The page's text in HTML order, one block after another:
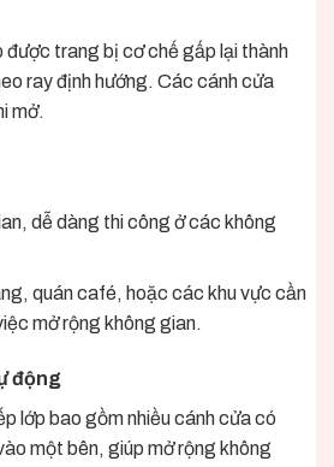
trang bị cơ chế gấp lại thành
ray định hướng. Các cánh cửa
mở.
dễ dàng thi công ở các không
quán café, hoặc các khu vực cần
mở rộng không gian.
động
lớp bao gồm nhiều cánh cửa có
một bên, giúp mở rộng không